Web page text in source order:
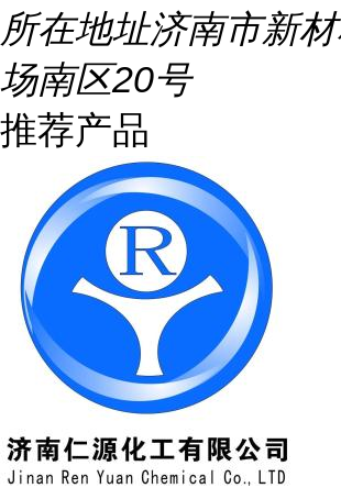
所在地址济南市新
场南区20号
推荐产品